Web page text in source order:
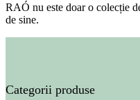
RAÓ nu este doar o colecție
de sine.
Categorii produse